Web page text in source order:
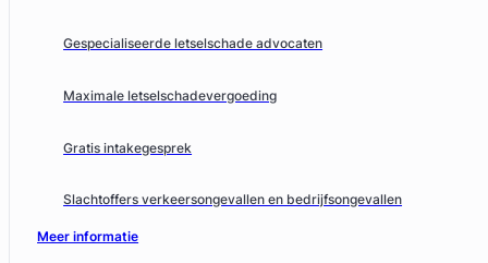
Gespecialiseerde letselschade advocaten
Maximale letselschadevergoeding
Gratis intakegesprek
Slachtoffers verkeersongevallen en bedrijfsongevallen
Meer informatie